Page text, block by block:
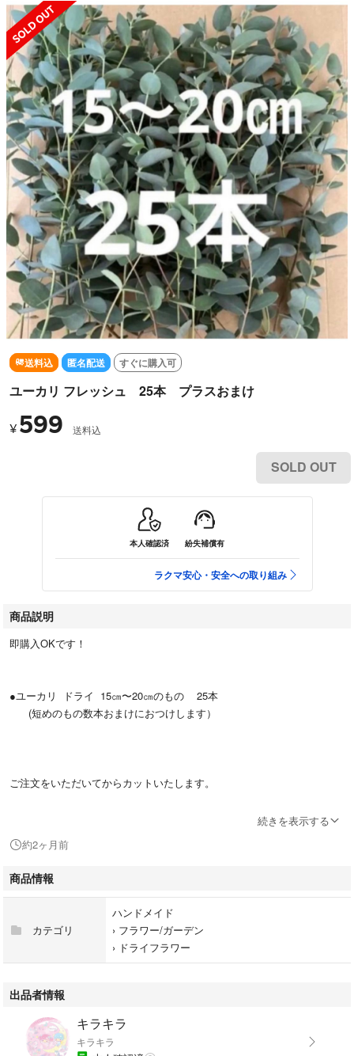
SOLD OUT
送料込 匿名配送 すぐに購入可
ユーカリ フレッシュ 25本 プラスおまけ
¥ 599 送料込
SOLD OUT
本人確認済 紛失補償有
ラクマ安心・安全への取り組み
商品説明
即購入OKです！
●ユーカリ ドライ 15㎝〜20㎝のもの 25本
(短めのもの数本おまけにおつけします）
ご注文をいただいてからカットいたします。
主にスワッグ・ガーランドを作っています。
スワッグ・リース等にご活用していただける方にお譲りいたします。
しくお願いいたします。
続きを表示する
約2ヶ月前
商品情報
カテゴリ
ハンドメイド
› フラワー/ガーデン
› ドライフラワー
出品者情報
キラキラ
キラキラ